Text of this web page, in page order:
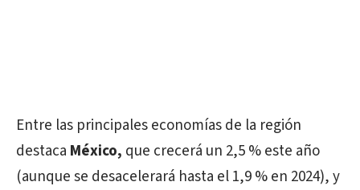
Entre las principales economías de la región
destaca México, que crecerá un 2,5 % este año
(aunque se desacelerará hasta el 1,9 % en 2024), y